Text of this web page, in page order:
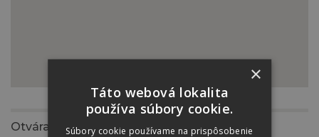
Otváracia doba
×
Táto webová lokalita
používa súbory cookie.
Súbory cookie používame na prispôsobenie